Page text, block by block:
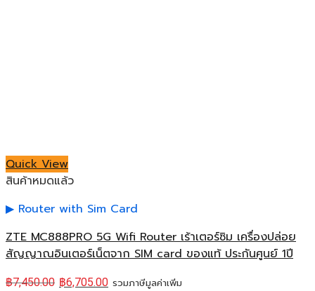
Quick View
สินค้าหมดแล้ว
Router with Sim Card
ZTE MC888PRO 5G Wifi Router เร้าเตอร์ซิม เครื่องปล่อย
สัญญาณอินเตอร์เน็ตจาก SIM card ของแท้ ประกันศูนย์ 1ปี
฿7,450.00 ฿6,705.00 รวมภาษีมูลค่าเพิ่ม